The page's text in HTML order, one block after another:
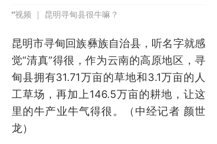
视频 ｜ 昆明寻甸县很牛嘛？
昆明市寻甸回族彝族自治县，听名字就感
觉“清真”得很，作为云南的高原地区，寻
甸县拥有31.71万亩的草地和3.1万亩的人
工草场，再加上146.5万亩的耕地，让这
里的牛产业牛气得很。（中经记者 颜世
龙）